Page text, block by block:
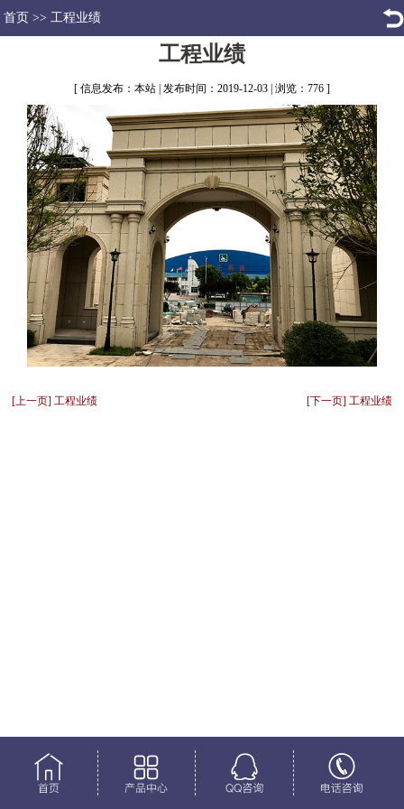
首页 >> 工程业绩
工程业绩
[ 信息发布：本站 | 发布时间：2019-12-03 | 浏览：776 ]
[上一页] 工程业绩 [下一页] 工程业绩